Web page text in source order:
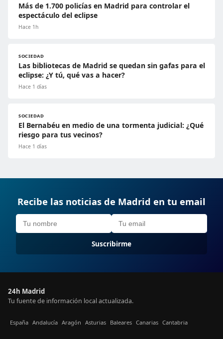
Más de 1.700 policías en Madrid para controlar el
espectáculo del eclipse
Hace 1h
SOCIEDAD
Las bibliotecas de Madrid se quedan sin gafas para el
eclipse: ¿Y tú, qué vas a hacer?
Hace 1 días
SOCIEDAD
El Bernabéu en medio de una tormenta judicial: ¿Qué
riesgo para tus vecinos?
Hace 1 días
Recibe las noticias de Madrid en tu email
Suscribirme
24h Madrid
Tu fuente de información local actualizada.
España Andalucía Aragón Asturias Baleares Canarias Cantabria